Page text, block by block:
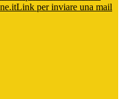
Link per inviare una mail